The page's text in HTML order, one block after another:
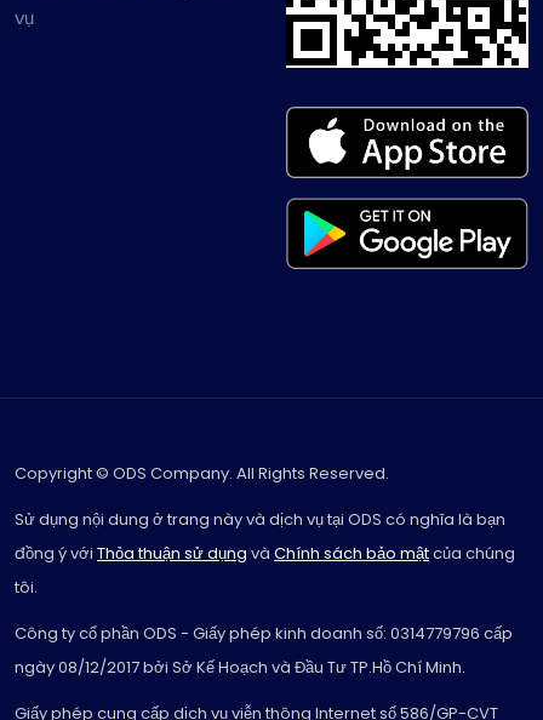
vụ
Copyright © ODS Company. All Rights Reserved.
Sử dụng nội dung ở trang này và dịch vụ tại ODS có nghĩa là bạn
đồng ý với Thỏa thuận sử dụng và Chính sách bảo mậtcủa chúng
tôi.
Công ty cổ phần ODS - Giấy phép kinh doanh số: 0314779796 cấp
ngày 08/12/2017 bởi Sở Kế Hoạch và Đầu Tư TP.Hồ Chí Minh.
Giấy phép cung cấp dịch vụ viễn thông Internet số 586/GP-CVT